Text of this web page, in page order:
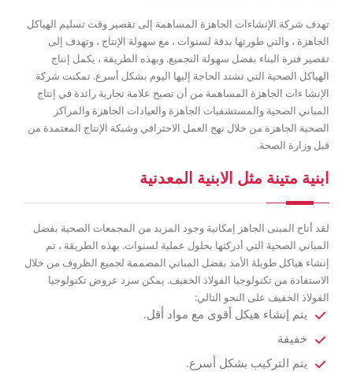
تهدف شركة الإنشاءات الجاهزة المساهمة إلى تقصير وقت تسليم الهياكل
الجاهزة ، والتي طورتها بدقة لسنوات ، مع سهولة الإنتاج ، وتهدف إلى
تقصير فترة البناء بفضل سهولة التجميع. وبهذه الطريقة ، يكمل إنتاج
الهياكل الصحية التي تشتد الحاجة إليها اليوم بشكل أسرع. تمكنت شركة
الإنشا ءات الجاهزة المساهمة من أن تصبح علامة تجارية رائدة في إنتاج
المباني الصحية والمستشفيات الجاهزة والعيادات الجاهزة والمراكز
الصحية الجاهزة من خلال نهج العمل الاحترافي وشبكة الإنتاج المعتمدة من
قبل وزارة الصحة.
ابنية متينة مثل الابنية المعدنية
لقد أتاح المبنى الجاهز إمكانية وجود المزيد من المجمعات الصحية بفضل
المباني الصحية التي أدركتها بحلول عملية لسنوات. بهذه الطريقة ، تم
إنشاء هياكل طويلة الأمد بفضل المباني المصممة لجميع الظروف من خلال
الاستفادة من تكنولوجيا الفولاذ الخفيف. يمكن سرد عروض تكنولوجيا
الفولاذ الخفيف على النحو التالي:
يتم إنشاء هيكل أقوى مع مواد أقل.
خفيفة
يتم التركيب بشكل أسرع.